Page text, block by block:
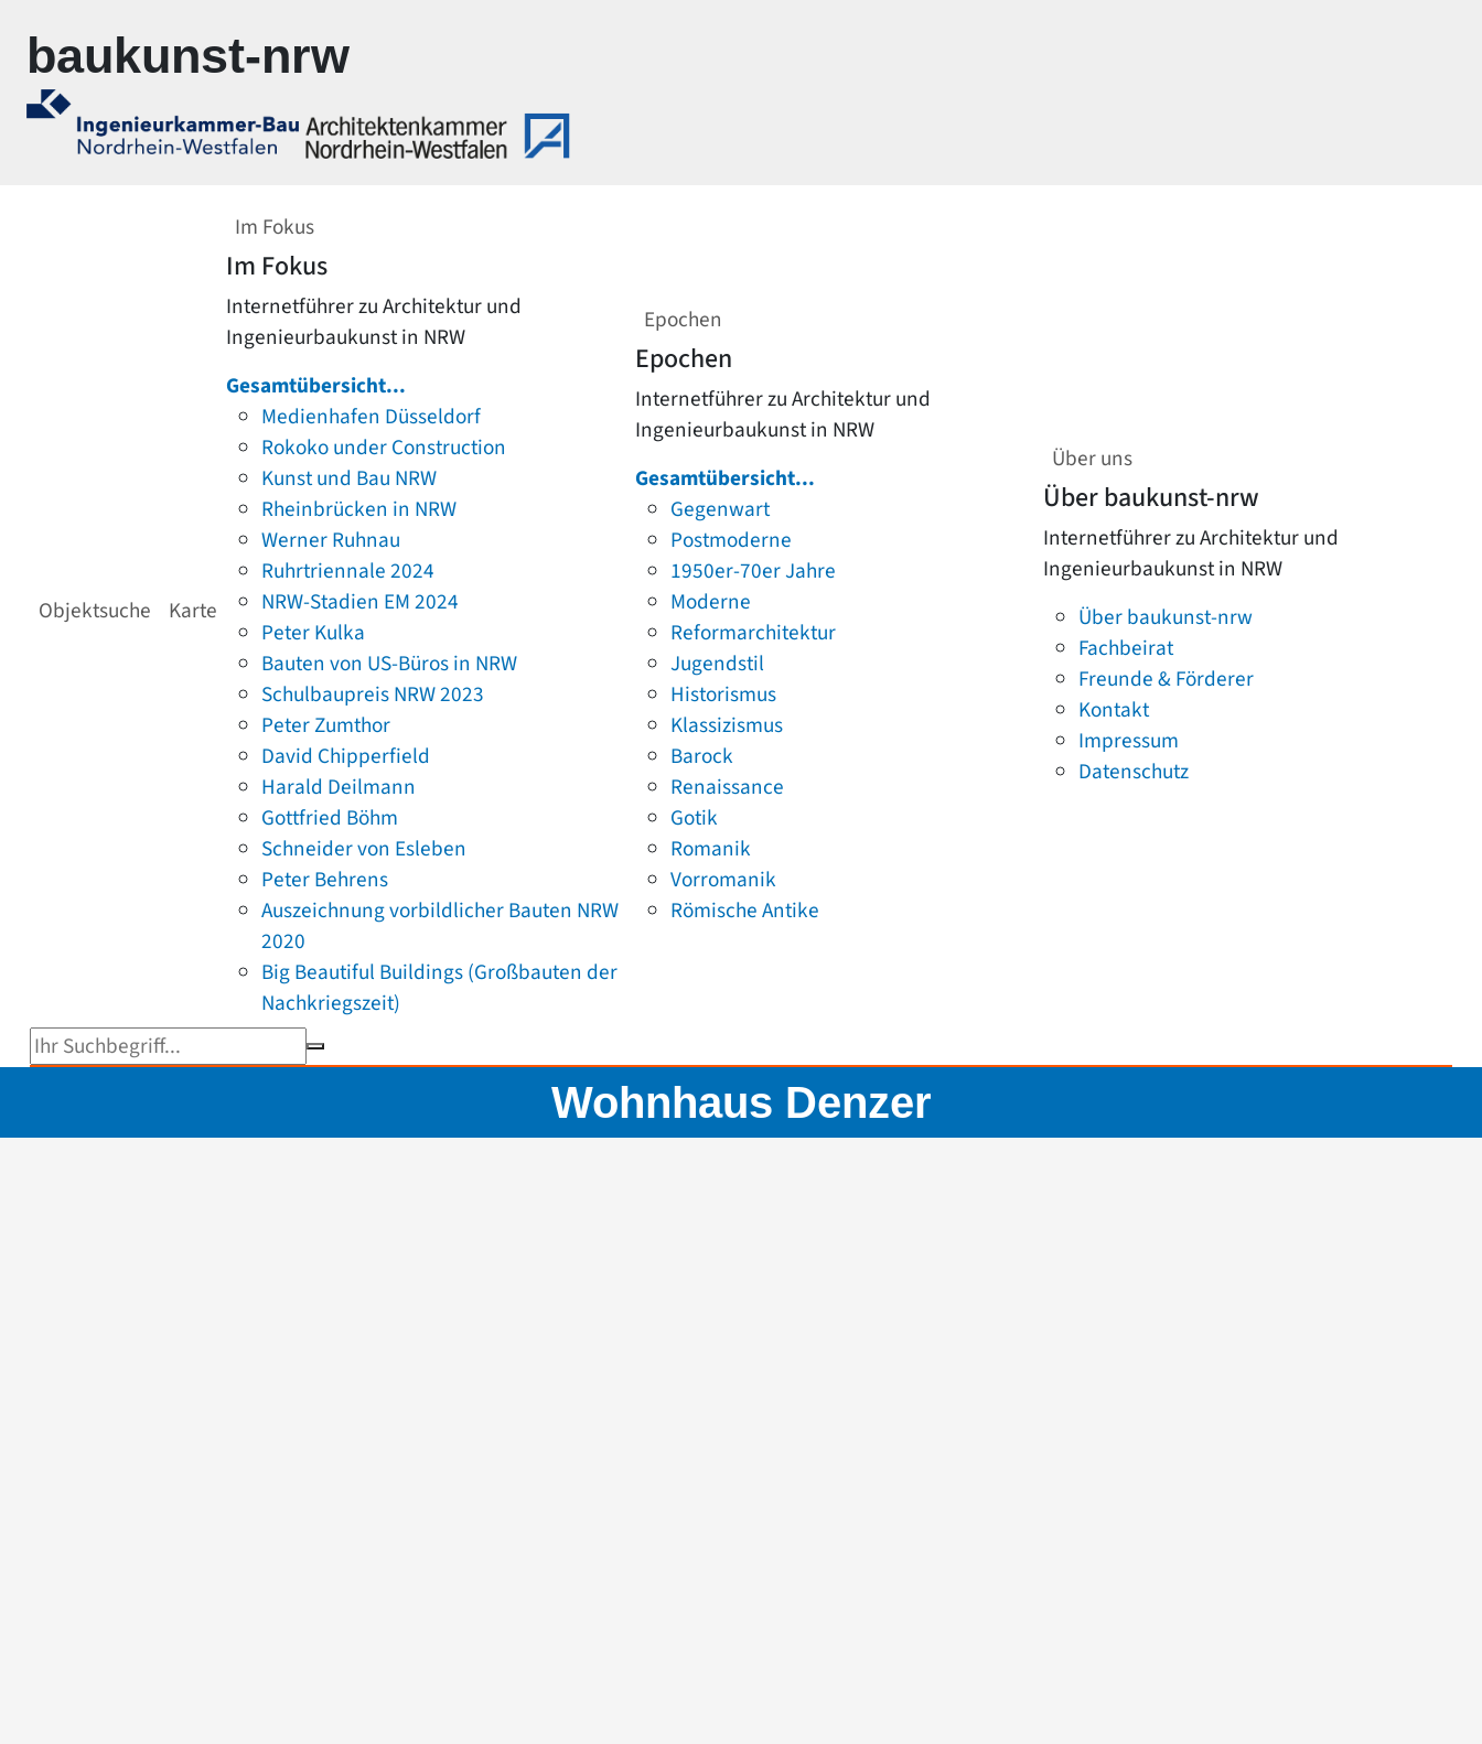
baukunst-nrw
Objektsuche Karte
Im Fokus
Im Fokus
Internetführer zu Architektur und
Ingenieurbaukunst in NRW
Gesamtübersicht...
Medienhafen Düsseldorf
Rokoko under Construction
Kunst und Bau NRW
Rheinbrücken in NRW
Werner Ruhnau
Ruhrtriennale 2024
NRW-Stadien EM 2024
Peter Kulka
Bauten von US-Büros in NRW
Schulbaupreis NRW 2023
Peter Zumthor
David Chipperfield
Harald Deilmann
Gottfried Böhm
Schneider von Esleben
Peter Behrens
Auszeichnung vorbildlicher Bauten NRW
2020
Big Beautiful Buildings (Großbauten der
Nachkriegszeit)
Epochen
Epochen
Internetführer zu Architektur und
Ingenieurbaukunst in NRW
Gesamtübersicht...
Gegenwart
Postmoderne
1950er-70er Jahre
Moderne
Reformarchitektur
Jugendstil
Historismus
Klassizismus
Barock
Renaissance
Gotik
Romanik
Vorromanik
Römische Antike
Über uns
Über baukunst-nrw
Internetführer zu Architektur und
Ingenieurbaukunst in NRW
Über baukunst-nrw
Fachbeirat
Freunde & Förderer
Kontakt
Impressum
Datenschutz
Suchbegriff eingeben
Wohnhaus Denzer